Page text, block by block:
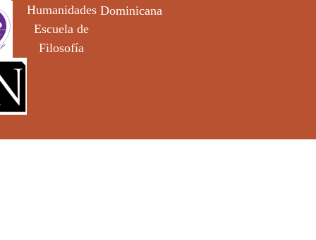
Humanidades
Escuela de
Filosofía
Dominicana